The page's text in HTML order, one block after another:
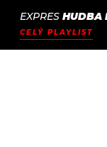
EXPRES HUDBA
CELÝ PLAYLIST